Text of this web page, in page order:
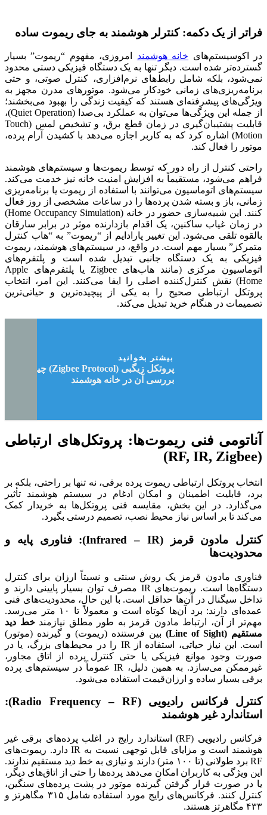
فراتر از یک دکمه: کنترلر هوشمند به جای ریموت ساده
در اکوسیستم‌های خانه هوشمند امروزی، مفهوم “ریموت” بسیار
گسترده‌تر شده است. دیگر تنها به یک دستگاه فیزیکی دستی محدود
نمی‌شود، بلکه شامل رابط‌های نرم‌افزاری، کنترل صوتی، و حتی
برنامه‌ریزی‌های زمانی خودکار می‌شود. موتورهای مدرن مجهز به
ویژگی‌های پیشرفته‌ای هستند که کیفیت زندگی را بهبود می‌بخشند؛
از جمله این ویژگی‌ها می‌توان به عملکرد بی‌صدا (Quiet Operation)،
قابلیت پشتیبان‌گیری در زمان قطع برق، و تشخیص لمس (Touch
Motion) اشاره کرد که به کاربر اجازه می‌دهد با کشیدن آرام پرده،
موتور را فعال کند.
راحتی کنترل از راه دور که توسط ریموت‌ها و سیستم‌های هوشمند
فراهم می‌شود، مستقیماً به افزایش امنیت خانه نیز خدمت می‌کند.
سیستم‌های اتوماسیون می‌توانند با استفاده از ریموت یا برنامه‌ریزی
زمانی، باز و بسته شدن پرده‌ها را در ساعات مشخصی از روز فعال
کنند. این شبیه‌سازی حضور در خانه (Home Occupancy Simulation)
در زمان غیاب ساکنین، یک اقدام بازدارنده موثر در برابر سارقان
بالقوه تلقی می‌شود. این تغییر پارادایم از “ریموت” به “هاب کنترل
متمرکز” بسیار مهم است. در واقع، در سیستم‌های هوشمند، ریموت
فیزیکی به یک دستگاه جانبی تبدیل شده است و پلتفرم‌های
اتوماسیون مرکزی (مانند هاب‌های Zigbee یا پلتفرم‌های Apple
Home) نقش کنترل‌کننده اصلی را ایفا می‌کنند. این امر، انتخاب
پروتکل ارتباطی صحیح را به یکی از پیچیده‌ترین و حیاتی‌ترین
تصمیمات در هنگام خرید تبدیل می‌کند.
بیشتر بخوانید
پروتکل زیگبی (Zigbee Protocol) چیست؟ و
بررسی آن در خانه هوشمند
آناتومی فنی ریموت‌ها: پروتکل‌های ارتباطی
(RF, IR, Zigbee)
انتخاب پروتکل ارتباطی ریموت پرده برقی، نه تنها بر راحتی، بلکه بر
برد، قابلیت اطمینان و امکان ادغام در سیستم هوشمند تأثیر
می‌گذارد. در این بخش، مقایسه فنی پروتکل‌ها به خریدار کمک
می‌کند تا بر اساس نیاز محیط نصب، تصمیم درستی بگیرد.
کنترل مادون قرمز (Infrared – IR): فناوری پایه و
محدودیت‌ها
فناوری مادون قرمز یک روش سنتی و نسبتاً ارزان برای کنترل
دستگاه‌ها است. ریموت‌های IR مصرف توان بسیار پایینی دارند و
تداخل سیگنال در آن‌ها حداقل است. با این حال، محدودیت‌های فنی
عمده‌ای دارند: برد آن‌ها کوتاه است و معمولاً تا ۱۰ متر می‌رسد.
مهم‌تر از آن، ارتباط مادون قرمز به طور مطلق نیازمندخط دید
مستقیم (Line of Sight)
بین فرستنده (ریموت) و گیرنده (موتور)
است. این نیاز حیاتی، استفاده از IR را در محیط‌های بزرگ، یا در
صورت وجود موانع فیزیکی یا حتی کنترل پرده از اتاق مجاور،
غیرممکن می‌سازد. به همین دلیل، IR عموماً در سیستم‌های پرده
برقی بسیار ساده و ارزان‌قیمت استفاده می‌شود.
کنترل فرکانس رادیویی (Radio Frequency – RF):
استاندارد غیر هوشمند
فرکانس رادیویی (RF) استاندارد رایج در اغلب پرده‌های برقی غیر
هوشمند است و مزایای قابل توجهی نسبت به IR دارد. ریموت‌های
RF برد طولانی (تا ۱۰۰ متر) دارند و نیازی به خط دید مستقیم ندارند.
این ویژگی به کاربران امکان می‌دهد پرده‌ها را حتی از اتاق‌های دیگر،
یا در صورت قرار گرفتن گیرنده موتور در پشت پرده‌های سنگین،
کنترل کنند. فرکانس‌های رایج مورد استفاده شامل ۳۱۵ مگاهرتز و
۴۳۳ مگاهرتز هستند.